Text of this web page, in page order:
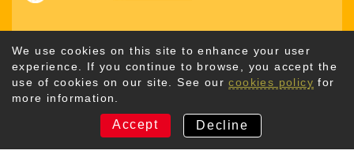
We use cookies on this site to enhance your user
experience. If you continue to browse, you accept the
use of cookies on our site. See ourcookies policy for
more information.
Accept Decline